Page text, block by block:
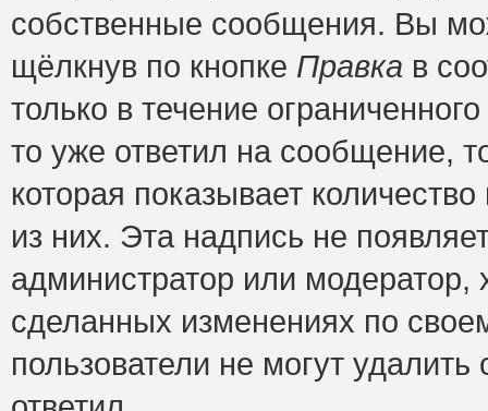
собственные сообщения. Вы
щёлкнув по кнопке Правка в
только в течение
то уже ответил на сообщение,
которая показывает
из них. Эта надпись не
администратор или модератор,
сделанных изменениях по
пользователи не могут